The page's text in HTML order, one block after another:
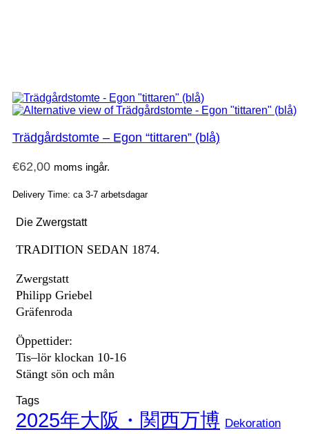
Trädgårdstomte – Egon “tittaren” (blå)
€62,00 moms ingår.
Delivery Time: ca 3-7 arbetsdagar
Die Zwergstatt
TRADITION SEDAN 1874.
Zwergstatt
Philipp Griebel
Gräfenroda
Öppettider:
Tis–lör klockan 10-16
Stängt sön och mån
Tags
2025年大阪・関西万博 Dekoration